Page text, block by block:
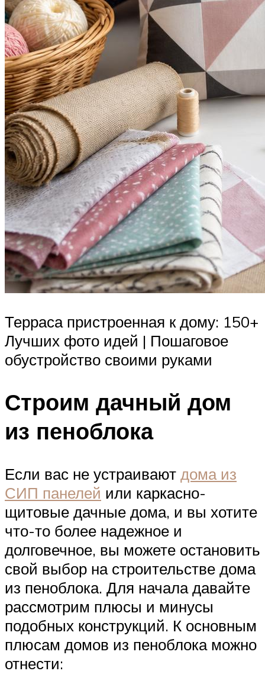
Терраса пристроенная к дому: 150+
Лучших фото идей | Пошаговое
обустройство своими руками
Строим дачный дом
из пеноблока
Если вас не устраивают дома из
СИП панелей или каркасно-
щитовые дачные дома, и вы хотите
что-то более надежное и
долговечное, вы можете остановить
свой выбор на строительстве дома
из пеноблока. Для начала давайте
рассмотрим плюсы и минусы
подобных конструкций. К основным
плюсам домов из пеноблока можно
отнести: